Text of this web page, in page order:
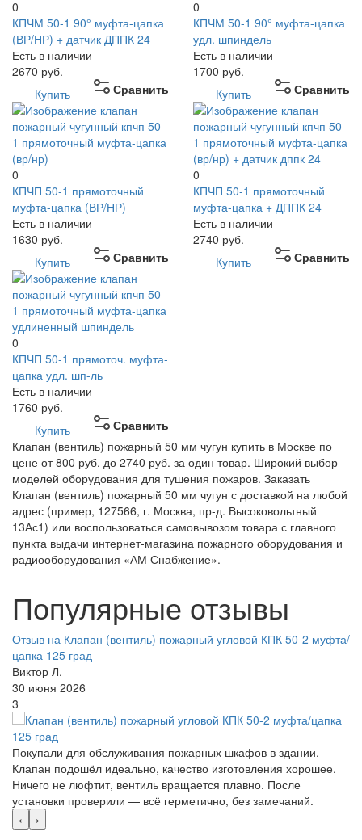
0
КПЧМ 50-1 90° муфта-цапка
(ВР/НР) + датчик ДППК 24
Есть в наличии
2670 руб.
Сравнить
Купить
0
КПЧМ 50-1 90° муфта-цапка
удл. шпиндель
Есть в наличии
1700 руб.
Сравнить
Купить
0
КПЧП 50-1 прямоточный
муфта-цапка (ВР/НР)
Есть в наличии
1630 руб.
Сравнить
Купить
0
КПЧП 50-1 прямоточный
муфта-цапка + ДППК 24
Есть в наличии
2740 руб.
Сравнить
Купить
0
КПЧП 50-1 прямоточ. муфта-
цапка удл. шп-ль
Есть в наличии
1760 руб.
Сравнить
Купить
Клапан (вентиль) пожарный 50 мм чугун купить в Москве по
цене от 800 руб. до 2740 руб. за один товар. Широкий выбор
моделей оборудования для тушения пожаров. Заказать
Клапан (вентиль) пожарный 50 мм чугун с доставкой на любой
адрес (пример, 127566, г. Москва, пр-д. Высоковольтный
13Ас1) или воспользоваться самовывозом товара с главного
пункта выдачи интернет-магазина пожарного оборудования и
радиооборудования «АМ Снабжение».
Популярные отзывы
Отзыв на Клапан (вентиль) пожарный угловой КПК 50-2 муфта/
цапка 125 град
Виктор Л.
30 июня 2026
3
Покупали для обслуживания пожарных шкафов в здании.
Клапан подошёл идеально, качество изготовления хорошее.
Ничего не люфтит, вентиль вращается плавно. После
установки проверили — всё герметично, без замечаний.
‹
›